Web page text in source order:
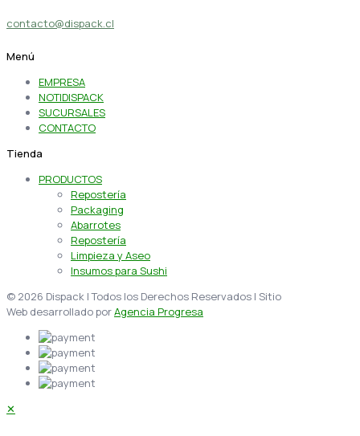
contacto@dispack.cl
Menú
EMPRESA
NOTIDISPACK
SUCURSALES
CONTACTO
Tienda
PRODUCTOS
Repostería
Packaging
Abarrotes
Repostería
Limpieza y Aseo
Insumos para Sushi
© 2026 Dispack | Todos los Derechos Reservados | Sitio
Web desarrollado porAgencia Progresa
✕